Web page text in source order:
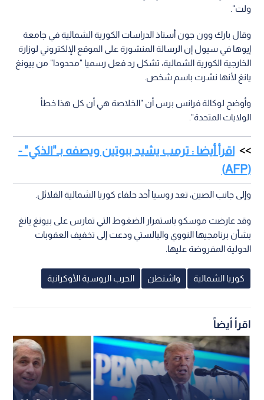
ولت".
وقال بارك وون جون أستاذ الدراسات الكورية الشمالية في جامعة
إيوها في سيول إن الرسالة المنشورة على الموقع الإلكتروني لوزارة
الخارجية الكورية الشمالية، تشكل رد فعل رسميا "محدودا" من بيونغ
يانغ لأنها نشرت باسم شخص.
وأوضح لوكالة فرانس برس أن "الخلاصة هي أن كل هذا خطأ
الولايات المتحدة".
اقرأ أيضا : ترمب يشيد ببوتين ويصفه بـ"الذكي" -
(AFP)
وإلى جانب الصين، تعد روسيا أحد حلفاء كوريا الشمالية القلائل.
وقد عارضت موسكو باستمرار الضغوط التي تمارس على بيونغ يانغ
بشأن برنامجيها النووي والبالستي ودعت إلى تخفيف العقوبات
الدولية المفروضة عليها.
كوريا الشمالية واشنطن الحرب الروسية الأوكرانية
اقرأ أيضاً